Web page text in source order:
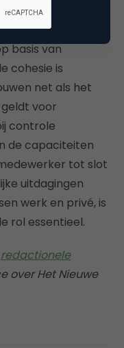
Het Nieuwe
basis van
cohesie is
net als het
voor
controle
de capaciteiten
tot slot
uitdagingen
werk en privé, is
rol essentieel.
redactionele
over Het Nieuwe